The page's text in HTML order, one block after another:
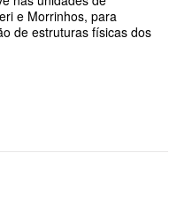
e Morrinhos, para
de estruturas físicas dos